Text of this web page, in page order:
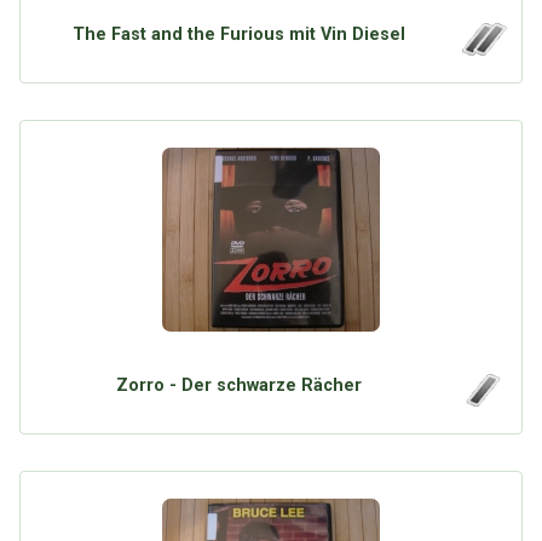
The Fast and the Furious mit Vin Diesel
Zorro - Der schwarze Rächer